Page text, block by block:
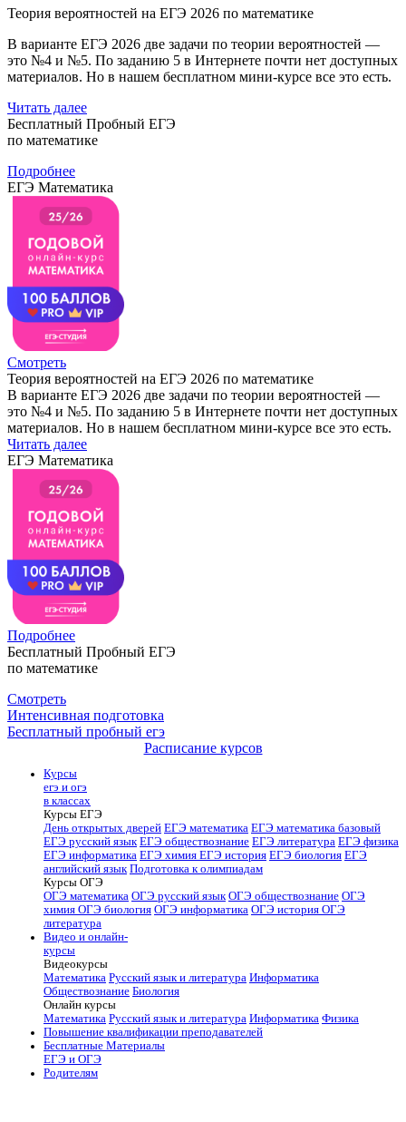
Теория вероятностей на ЕГЭ 2026 по математике
В варианте ЕГЭ 2026 две задачи по теории вероятностей —
это №4 и №5. По заданию 5 в Интернете почти нет доступных
материалов. Но в нашем бесплатном мини-курсе все это есть.
Читать далее
Бесплатный Пробный ЕГЭ
по математике
Подробнее
ЕГЭ Математика
Смотреть
Теория вероятностей на ЕГЭ 2026 по математике
В варианте ЕГЭ 2026 две задачи по теории вероятностей —
это №4 и №5. По заданию 5 в Интернете почти нет доступных
материалов. Но в нашем бесплатном мини-курсе все это есть.
Читать далее
ЕГЭ Математика
Подробнее
Бесплатный Пробный ЕГЭ
по математике
Смотреть
Интенсивная подготовка
Бесплатный пробный егэ
Расписание курсов
Курсы
егэ и огэ
в классах
Курсы ЕГЭ
День открытых дверей ЕГЭ математика ЕГЭ математика базовый
ЕГЭ русский язык ЕГЭ обществознание ЕГЭ литература ЕГЭ физика
ЕГЭ информатика ЕГЭ химия ЕГЭ история ЕГЭ биология ЕГЭ
английский язык Подготовка к олимпиадам
Курсы ОГЭ
ОГЭ математика ОГЭ русский язык ОГЭ обществознание ОГЭ
химия ОГЭ биология ОГЭ информатика ОГЭ история ОГЭ
литература
Видео и онлайн-
курсы
Видеокурсы
Математика Русский язык и литература Информатика
Обществознание Биология
Онлайн курсы
Математика Русский язык и литература Информатика Физика
Повышение квалификации преподавателей
Бесплатные Материалы
ЕГЭ и ОГЭ
Родителям